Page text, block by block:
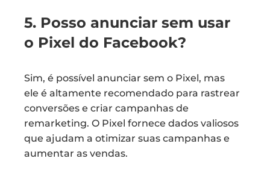
5. Posso anunciar sem usar
o Pixel do Facebook?
Sim, é possível anunciar sem o Pixel, mas
ele é altamente recomendado para rastrear
conversões e criar campanhas de
remarketing. O Pixel fornece dados valiosos
que ajudam a otimizar suas campanhas e
aumentar as vendas.